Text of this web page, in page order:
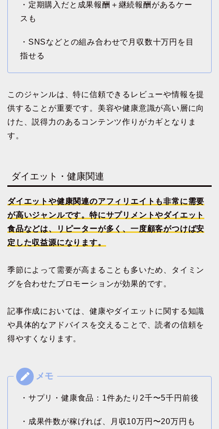
・定期購入だと成果報酬＋継続報酬があるケー
スも
・SNSなどとの組み合わせで月収数十万円を目
指せる
このジャンルは、特に信頼できるレビューや情報を提
供することが重要です。美容や健康意識が高い層に向
けた、説得力のあるコンテンツ作りがカギとなりま
す。
ダイエット・健康関連
ダイエットや健康関連のアフィリエイトも非常に需要
が高いジャンルです。特にサプリメントやダイエット
食品などは、リピーターが多く、一度顧客がつけば安
定した収益源になります。
季節によって需要が高まることも多いため、タイミン
グを合わせたプロモーションが効果的です。
記事作成においては、健康やダイエットに関する知識
や具体的なアドバイスを交えることで、読者の信頼を
得やすくなります。
・サプリ・健康食品：1件あたり2千〜5千円前後
・成果件数が稼げれば、月収10万円〜20万円も